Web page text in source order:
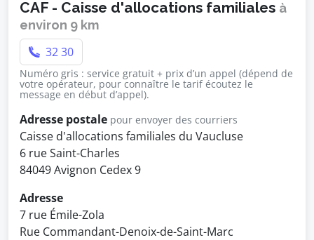
CAF - Caisse d'allocations familiales à
environ 9 km
32 30
Numéro gris : service gratuit + prix d’un appel (dépend de
votre opérateur, pour connaître le tarif écoutez le
message en début d’appel).
Adresse postale pour envoyer des courriers
Caisse d'allocations familiales du Vaucluse
6 rue Saint-Charles
84049 Avignon Cedex 9
Adresse
7 rue Émile-Zola
Rue Commandant-Denoix-de-Saint-Marc